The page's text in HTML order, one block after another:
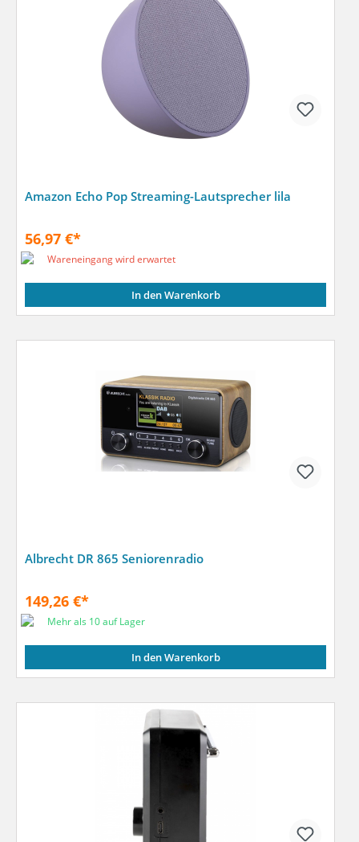
Amazon Echo Pop Streaming-Lautsprecher lila
56,97 €*
Wareneingang wird erwartet
In den Warenkorb
Albrecht DR 865 Seniorenradio
149,26 €*
Mehr als 10 auf Lager
In den Warenkorb